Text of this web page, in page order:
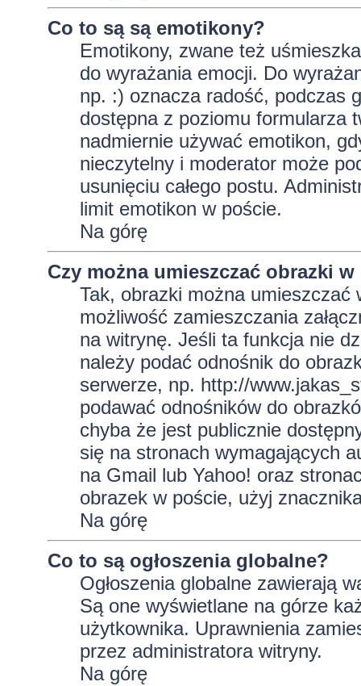
Co to są są emotikony?
Emotikony, zwane też
do wyrażania emocji. Do
np. :) oznacza radość, podczas
dostępna z poziomu formularza
nadmiernie używać emotikon,
nieczytelny i moderator może
usunięciu całego postu.
limit emotikon w poście.
Na górę
Czy można umieszczać obrazki
Tak, obrazki można umieszczać
możliwość zamieszczania
na witrynę. Jeśli ta funkcja nie
należy podać odnośnik do
serwerze, np. http://
podawać odnośników do
chyba że jest publicznie
się na stronach wymagających
na Gmail lub Yahoo! oraz
obrazek w poście, użyj
Na górę
Co to są ogłoszenia globalne?
Ogłoszenia globalne zawierają
Są one wyświetlane na górze
użytkownika. Uprawnienia
przez administratora witryny.
Na górę